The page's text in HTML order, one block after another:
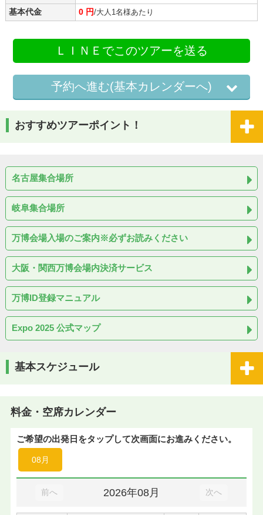
基本代金
0 円/大人1名様あたり
ＬＩＮＥでこのツアーを送る
予約へ進む(基本カレンダーへ)
おすすめツアーポイント！
名古屋集合場所
岐阜集合場所
万博会場入場のご案内※必ずお読みください
大阪・関西万博会場内決済サービス
万博ID登録マニュアル
Expo 2025 公式マップ
基本スケジュール
料金・空席カレンダー
ご希望の出発日をタップして次画面にお進みください。
08月
前へ 2026年08月 次へ